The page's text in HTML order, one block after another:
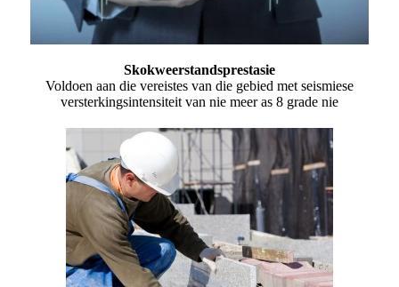
Skokweerstandsprestasie
Voldoen aan die vereistes van die gebied met seismiese
versterkingsintensiteit van nie meer as 8 grade nie